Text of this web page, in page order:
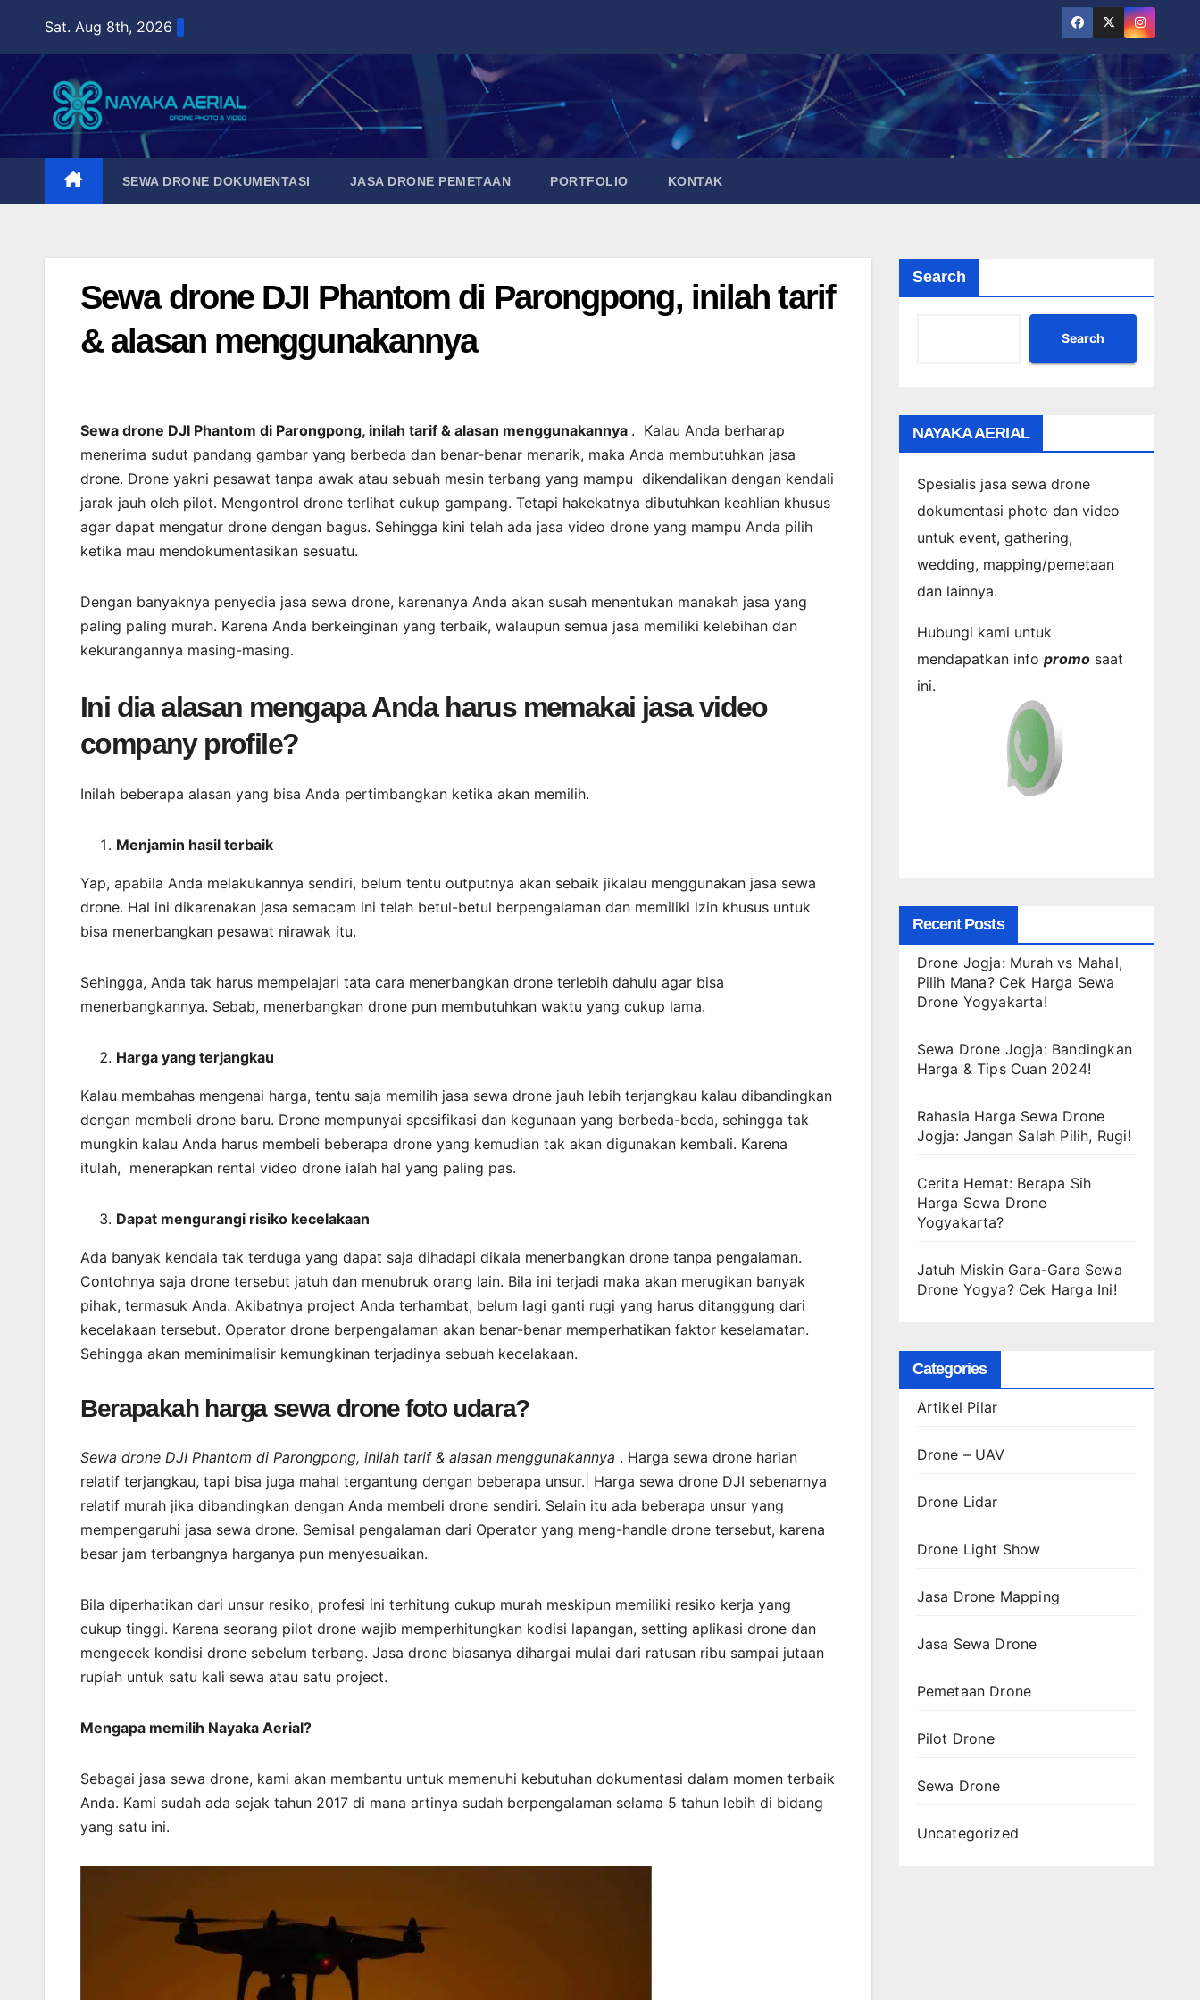
content
Sat. Aug 8th, 2026
SEWA DRONE DOKUMENTASI JASA DRONE PEMETAAN PORTFOLIO KONTAK
Sewa drone DJI Phantom di Parongpong, inilah tarif
& alasan menggunakannya
Sewa drone DJI Phantom di Parongpong, inilah tarif & alasan menggunakannya . Kalau Anda berharap
menerima sudut pandang gambar yang berbeda dan benar-benar menarik, maka Anda membutuhkan jasa
drone. Drone yakni pesawat tanpa awak atau sebuah mesin terbang yang mampu dikendalikan dengan kendali
jarak jauh oleh pilot. Mengontrol drone terlihat cukup gampang. Tetapi hakekatnya dibutuhkan keahlian khusus
agar dapat mengatur drone dengan bagus. Sehingga kini telah ada jasa video drone yang mampu Anda pilih
ketika mau mendokumentasikan sesuatu.
Dengan banyaknya penyedia jasa sewa drone, karenanya Anda akan susah menentukan manakah jasa yang
paling paling murah. Karena Anda berkeinginan yang terbaik, walaupun semua jasa memiliki kelebihan dan
kekurangannya masing-masing.
Ini dia alasan mengapa Anda harus memakai jasa video
company profile?
Inilah beberapa alasan yang bisa Anda pertimbangkan ketika akan memilih.
Menjamin hasil terbaik
Yap, apabila Anda melakukannya sendiri, belum tentu outputnya akan sebaik jikalau menggunakan jasa sewa
drone. Hal ini dikarenakan jasa semacam ini telah betul-betul berpengalaman dan memiliki izin khusus untuk
bisa menerbangkan pesawat nirawak itu.
Sehingga, Anda tak harus mempelajari tata cara menerbangkan drone terlebih dahulu agar bisa
menerbangkannya. Sebab, menerbangkan drone pun membutuhkan waktu yang cukup lama.
Harga yang terjangkau
Kalau membahas mengenai harga, tentu saja memilih jasa sewa drone jauh lebih terjangkau kalau dibandingkan
dengan membeli drone baru. Drone mempunyai spesifikasi dan kegunaan yang berbeda-beda, sehingga tak
mungkin kalau Anda harus membeli beberapa drone yang kemudian tak akan digunakan kembali. Karena
itulah, menerapkan rental video drone ialah hal yang paling pas.
Dapat mengurangi risiko kecelakaan
Ada banyak kendala tak terduga yang dapat saja dihadapi dikala menerbangkan drone tanpa pengalaman.
Contohnya saja drone tersebut jatuh dan menubruk orang lain. Bila ini terjadi maka akan merugikan banyak
pihak, termasuk Anda. Akibatnya project Anda terhambat, belum lagi ganti rugi yang harus ditanggung dari
kecelakaan tersebut. Operator drone berpengalaman akan benar-benar memperhatikan faktor keselamatan.
Sehingga akan meminimalisir kemungkinan terjadinya sebuah kecelakaan.
Berapakah harga sewa drone foto udara?
Sewa drone DJI Phantom di Parongpong, inilah tarif & alasan menggunakannya . Harga sewa drone harian
relatif terjangkau, tapi bisa juga mahal tergantung dengan beberapa unsur.| Harga sewa drone DJI sebenarnya
relatif murah jika dibandingkan dengan Anda membeli drone sendiri. Selain itu ada beberapa unsur yang
mempengaruhi jasa sewa drone. Semisal pengalaman dari Operator yang meng-handle drone tersebut, karena
besar jam terbangnya harganya pun menyesuaikan.
Bila diperhatikan dari unsur resiko, profesi ini terhitung cukup murah meskipun memiliki resiko kerja yang
cukup tinggi. Karena seorang pilot drone wajib memperhitungkan kodisi lapangan, setting aplikasi drone dan
mengecek kondisi drone sebelum terbang. Jasa drone biasanya dihargai mulai dari ratusan ribu sampai jutaan
rupiah untuk satu kali sewa atau satu project.
Mengapa memilih Nayaka Aerial?
Sebagai jasa sewa drone, kami akan membantu untuk memenuhi kebutuhan dokumentasi dalam momen terbaik
Anda. Kami sudah ada sejak tahun 2017 di mana artinya sudah berpengalaman selama 5 tahun lebih di bidang
yang satu ini.
Search
Search
NAYAKA AERIAL
Spesialis jasa sewa drone
dokumentasi photo dan video
untuk event, gathering,
wedding, mapping/pemetaan
dan lainnya.
Hubungi kami untuk
mendapatkan info promosaat
ini.
Recent Posts
Drone Jogja: Murah vs Mahal,
Pilih Mana? Cek Harga Sewa
Drone Yogyakarta!
Sewa Drone Jogja: Bandingkan
Harga & Tips Cuan 2024!
Rahasia Harga Sewa Drone
Jogja: Jangan Salah Pilih, Rugi!
Cerita Hemat: Berapa Sih
Harga Sewa Drone
Yogyakarta?
Jatuh Miskin Gara-Gara Sewa
Drone Yogya? Cek Harga Ini!
Categories
Artikel Pilar
Drone – UAV
Drone Lidar
Drone Light Show
Jasa Drone Mapping
Jasa Sewa Drone
Pemetaan Drone
Pilot Drone
Sewa Drone
Uncategorized